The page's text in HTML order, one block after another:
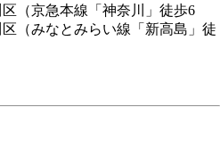
（京急本線「神奈川」徒歩6
（みなとみらい線「新高島」徒